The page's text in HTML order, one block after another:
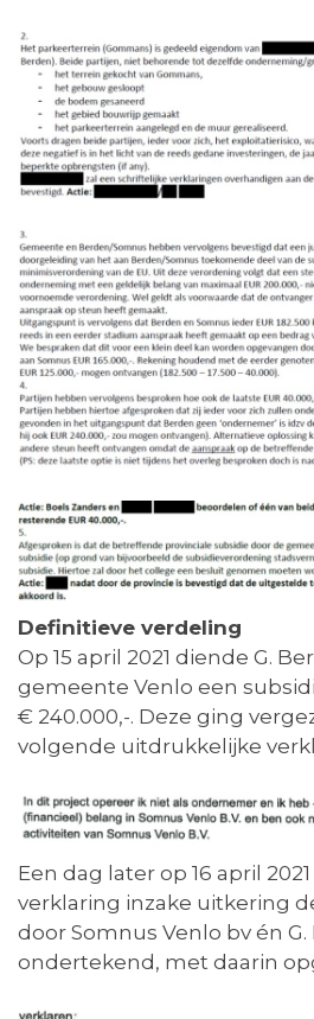
Definitieve verdeling
Op 15 april 2021 diende G.
gemeente Venlo een
€ 240.000,-. Deze ging
volgende uitdrukkelijke
Een dag later op 16 april
verklaring inzake uitkering
door Somnus Venlo bv én G.
ondertekend, met daarin